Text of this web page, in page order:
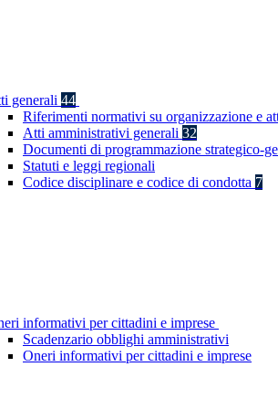
generali 44
Riferimenti normativi su organizzazione e
Atti amministrativi generali 32
Documenti di programmazione strategico-
Statuti e leggi regionali
Codice disciplinare e codice di condotta 7
informativi per cittadini e imprese
Scadenzario obblighi amministrativi
Oneri informativi per cittadini e imprese